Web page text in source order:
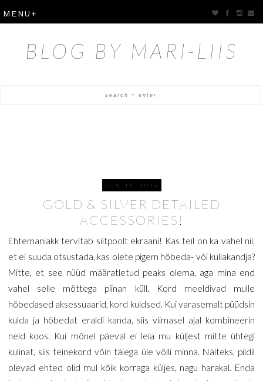
BLOG BY MARI-LIIS
JUN 17, 2015
GOLD & SILVER DETAILED
ACCESSORIES!
Ehtemaniakk tervitab siitpoolt ekraani! Kas teil on ka vahel nii,
et ei suuda otsustada, kas olete pigem hõbeda- või kullakandja?
Mitte, et see nüüd määratletud peaks olema, aga mina end
vahel selle mõttega piinan küll. Kord meeldivad mulle
hõbedased aksessuaarid, kord kuldsed. Kui varasemalt püüdsin
kulda ja hõbedat eraldi kanda, siis viimasel ajal kombineerin
neid koos. Kui mõnel päeval ei leia mu küljest mitte ühtegi
kulinat, siis teinekord võin täiega üle võlli minna. Näiteks, pildil
olevad ehted olid mul kõik korraga küljes, nagu harakal. Enda